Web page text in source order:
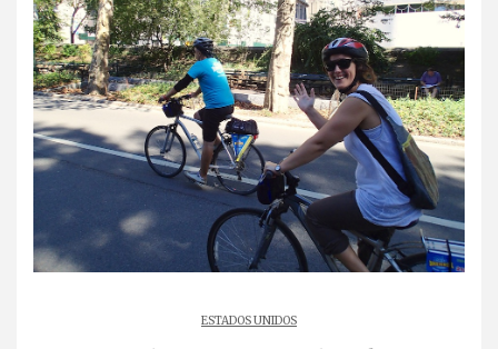
ESTADOS UNIDOS